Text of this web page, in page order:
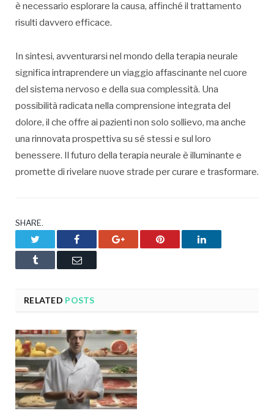
è necessario esplorare la causa, affinché il trattamento
risulti davvero efficace.
In sintesi, avventurarsi nel mondo della terapia neurale
significa intraprendere un viaggio affascinante nel cuore
del sistema nervoso e della sua complessità. Una
possibilità radicata nella comprensione integrata del
dolore, il che offre ai pazienti non solo sollievo, ma anche
una rinnovata prospettiva su sé stessi e sul loro
benessere. Il futuro della terapia neurale è illuminante e
promette di rivelare nuove strade per curare e trasformare.
SHARE.
Facebook Google+ Pinterest LinkedIn
Tumblr Email
RELATED POSTS